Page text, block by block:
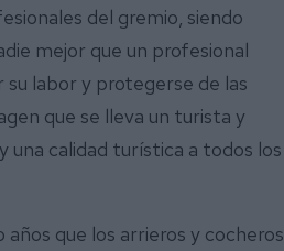
del gremio, siendo
mejor que un profesional
labor y protegerse de las
que se lleva un turista y
una calidad turística a todos los
que los arrieros y cocheros